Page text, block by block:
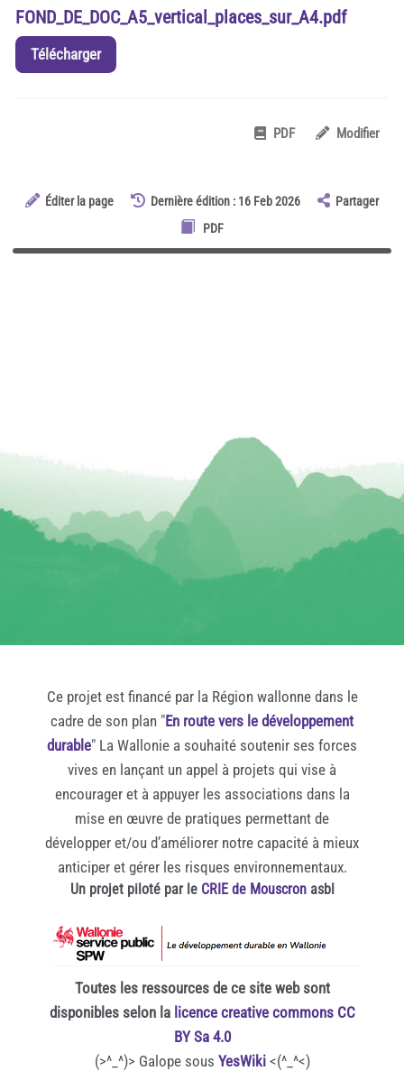
FOND_DE_DOC_A5_vertical_places_sur_A4.pdf
Télécharger
PDF Modifier
Éditer la page Dernière édition : 16 Feb 2026
Partager
PDF
Ce projet est financé par la Région wallonne dans le
cadre de son plan "En route vers le développement
durable" La Wallonie a souhaité soutenir ses forces
vives en lançant un appel à projets qui vise à
encourager et à appuyer les associations dans la
mise en œuvre de pratiques permettant de
développer et/ou d’améliorer notre capacité à mieux
anticiper et gérer les risques environnementaux.
Un projet piloté par le CRIE de Mouscronasbl
Toutes les ressources de ce site web sont
disponibles selon la licence creative commons CC
BY Sa 4.0
(>^_^)> Galope sous YesWiki<(^_^<)